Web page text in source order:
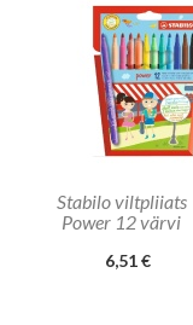
Stabilo viltpliiats
Power 12 värvi
6,51 €